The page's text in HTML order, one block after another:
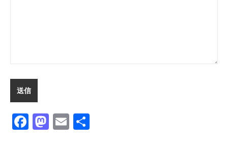
Facebook
Mastodon
Email